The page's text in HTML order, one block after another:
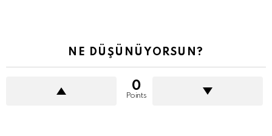
NE DÜŞÜNÜYORSUN?
0
Points